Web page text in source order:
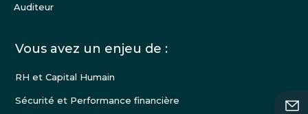
Auditeur
Vous avez un enjeu de :
RH et Capital Humain
Sécurité et Performance financière